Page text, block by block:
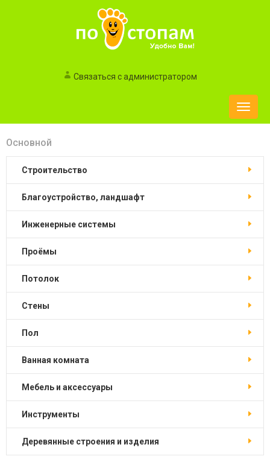
Связаться с администратором
Toggle
Основной
Строительство
Благоустройство, ландшафт
Инженерные системы
Проёмы
Потолок
Стены
Пол
Ванная комната
Мебель и аксессуары
Инструменты
Деревянные строения и изделия